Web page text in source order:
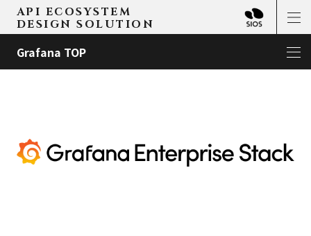
API ECOSYSTEM
DESIGN SOLUTION
Grafana TOP